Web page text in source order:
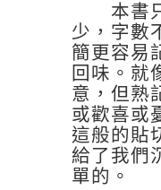
本書只
少，字數
簡更容易
回味。就
意，但熟
或歡喜或
這般的貼
給了我們
單的。